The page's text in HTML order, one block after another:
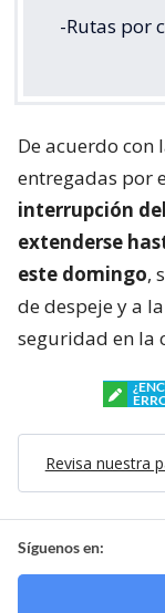
-Rutas por
De acuerdo con
entregadas por
interrupción
extenderse
este domingo,
de despeje y a
seguridad en la
Revisa nuestra
Síguenos en: